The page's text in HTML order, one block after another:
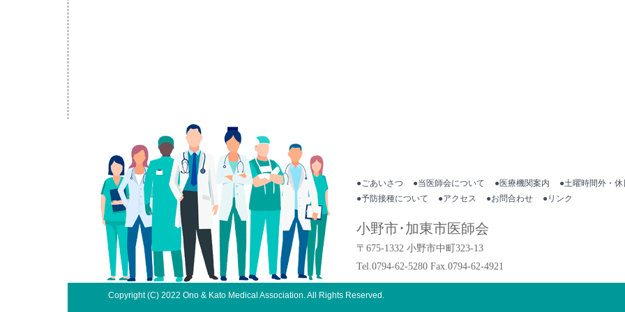
●ごあいさつ ●当医師会について ●医療機関案内
●土曜時間外・休
●予防接種について
●アクセス ●お問合わせ ●リンク
小野市･加東市医師会
〒675-1332 小野市中町323-13
Tel.0794-62-5280 Fax.0794-62-4921
Copyright (C) 2022 Ono & Kato Medical Association. All Rights Reserved.